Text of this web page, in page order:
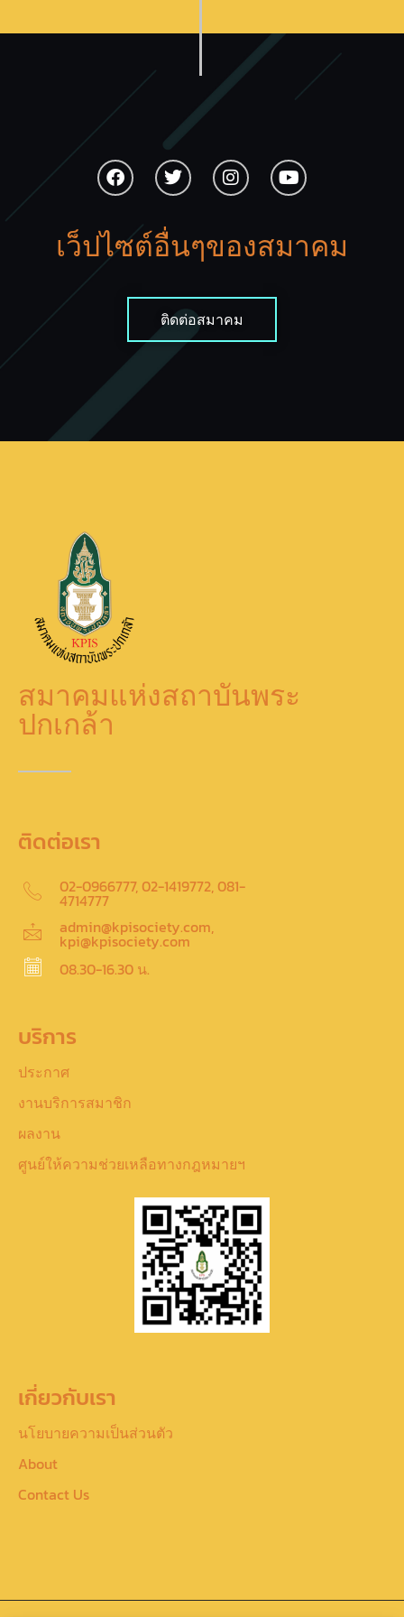
เว็ปไซต์อื่นๆของสมาคม
ติดต่อสมาคม
สมาคมแห่งสถาบันพระ
ปกเกล้า
ติดต่อเรา
02-0966777, 02-1419772, 081-
4714777
admin@kpisociety.com,
kpi@kpisociety.com
08.30-16.30 น.
บริการ
ประกาศ
งานบริการสมาชิก
ผลงาน
ศูนย์ให้ความช่วยเหลือทางกฎหมายฯ
เกี่ยวกับเรา
นโยบายความเป็นส่วนตัว
About
Contact Us